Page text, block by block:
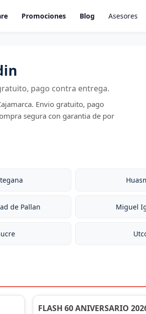
Promociones Blog Asesores
pago contra entrega.
Envio gratuito, pago
segura con garantia de por
de Pallan Miguel
FLASH 60 ANIVERSARIO